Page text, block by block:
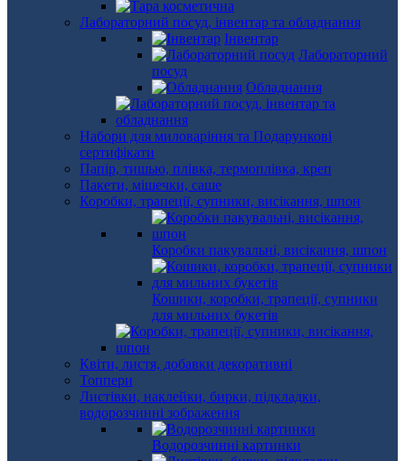
Лабораторний посуд, інвентар та обладнання
Інвентар
Лабораторний
посуд
Обладнання
Набори для миловаріння та Подарункові
сертифікати
Папір, тишью, плівка, термоплівка, креп
Пакети, мішечки, саше
Коробки, трапеції, супники, висікання, шпон
Коробки пакувальні, висікання, шпон
Кошики, коробки, трапеції, супники
для мильних букетів
Квіти, листя, добавки декоративні
Топпери
Листівки, наклейки, бирки, підкладки,
водорозчинні зображення
Водорозчинні картинки